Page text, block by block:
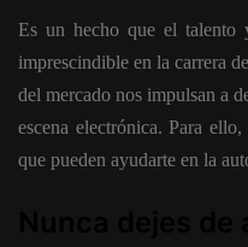
Es un hecho que el talento
imprescindible en la carrera
del mercado nos impulsan a
escena electrónica. Para
que pueden ayudarte en la